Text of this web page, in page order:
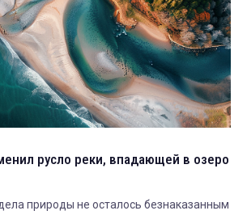
русло реки, впадающей в озеро
природы не осталось безнаказанным